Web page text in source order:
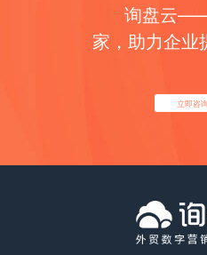
询盘云——外
家，助力企业
立即咨